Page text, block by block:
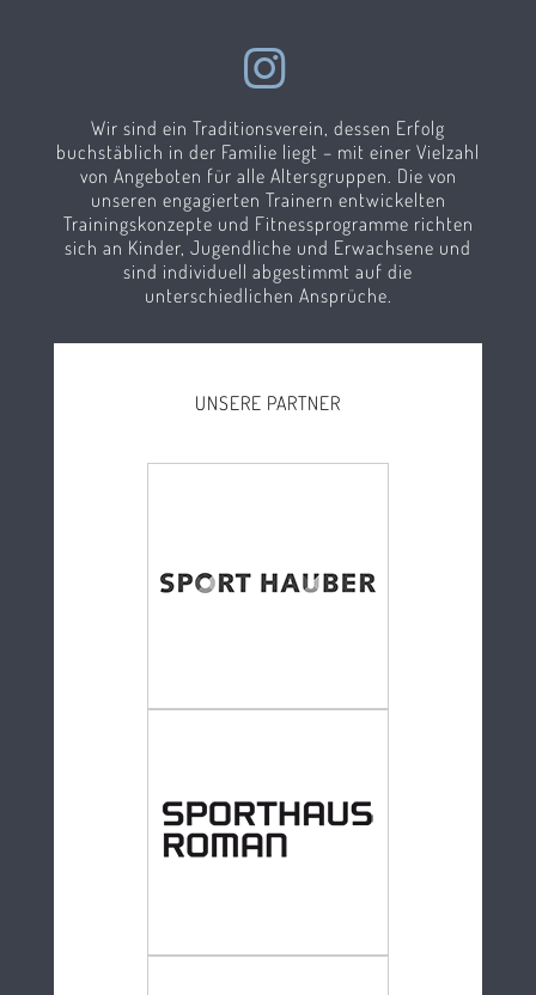
Wir sind ein Traditionsverein, dessen Erfolg
buchstäblich in der Familie liegt – mit einer Vielzahl
von Angeboten für alle Altersgruppen. Die von
unseren engagierten Trainern entwickelten
Trainingskonzepte und Fitnessprogramme richten
sich an Kinder, Jugendliche und Erwachsene und
sind individuell abgestimmt auf die
unterschiedlichen Ansprüche.
UNSERE PARTNER